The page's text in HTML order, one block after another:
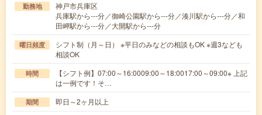
勤務地
神戸市兵庫区
兵庫駅から---分／御崎公園駅から---分／湊川駅から---分／和
田岬駅から---分／大開駅から---分
曜日頻度
シフト制（月～日） ※平日のみなどの相談もOK ※週3なども
相談OK
時間
【シフト例】07:00～16:0009:00～18:0017:00～09:00※ 上記
は一例です！そ…
期間 即日～2ヶ月以上